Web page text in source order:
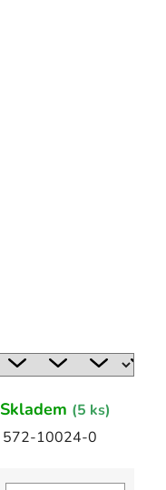
Skladem (5 ks)
572-10024-0